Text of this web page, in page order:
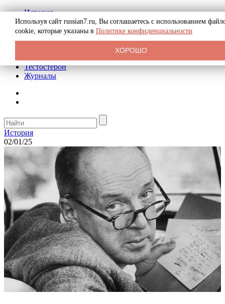
История
Биография
Криминал
Реклама на сайте
Тестостерон
Журналы
История
02/01/25
Используя сайт russian7.ru, Вы соглашаетесь с использованием
cookie, которые указаны в Политике конфиденциальности
ХОРОШО